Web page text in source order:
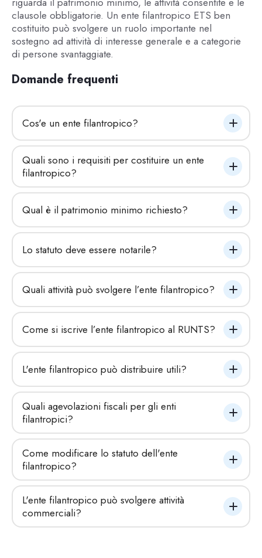
clausole obbligatorie. Un ente filantropico ETS ben
costituito può svolgere un ruolo importante nel
sostegno ad attività di interesse generale e a categorie
di persone svantaggiate.
Domande frequenti
Cos'e un ente filantropico?
Quali sono i requisiti per costituire un ente
filantropico?
Qual è il patrimonio minimo richiesto?
Lo statuto deve essere notarile?
Quali attività può svolgere l’ente filantropico?
Come si iscrive l’ente filantropico al RUNTS?
L'ente filantropico può distribuire utili?
Quali agevolazioni fiscali per gli enti
filantropici?
Come modificare lo statuto dell'ente
filantropico?
L'ente filantropico può svolgere attività
commerciali?